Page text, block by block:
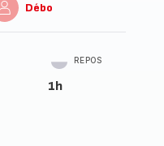
Débo
REPOS
1h